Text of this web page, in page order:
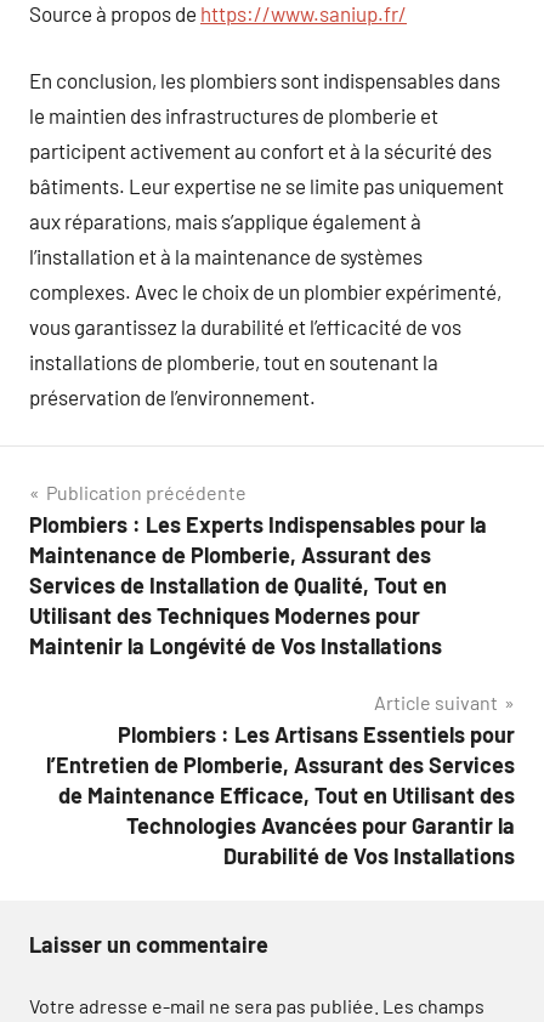
Source à propos de https://www.saniup.fr/
En conclusion, les plombiers sont indispensables dans
le maintien des infrastructures de plomberie et
participent activement au confort et à la sécurité des
bâtiments. Leur expertise ne se limite pas uniquement
aux réparations, mais s’applique également à
l’installation et à la maintenance de systèmes
complexes. Avec le choix de un plombier expérimenté,
vous garantissez la durabilité et l’efficacité de vos
installations de plomberie, tout en soutenant la
préservation de l’environnement.
Navigation
de
l’article
Publication précédente
Plombiers : Les Experts Indispensables pour la
Maintenance de Plomberie, Assurant des
Services de Installation de Qualité, Tout en
Utilisant des Techniques Modernes pour
Maintenir la Longévité de Vos Installations
Article suivant
Plombiers : Les Artisans Essentiels pour
l’Entretien de Plomberie, Assurant des Services
de Maintenance Efficace, Tout en Utilisant des
Technologies Avancées pour Garantir la
Durabilité de Vos Installations
Laisser un commentaire
Votre adresse e-mail ne sera pas publiée. Les champs